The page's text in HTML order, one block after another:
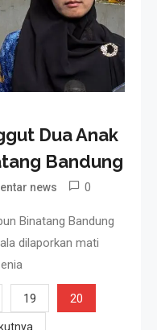
Dua Anak
Bandung
news 0
Binatang Bandung
dilaporkan mati
19 20